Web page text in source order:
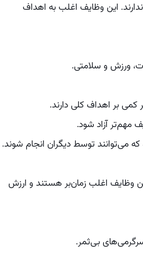
این وظایف اغلب به اهداف
ورزش و سلامتی.
کمی بر اهداف کلی دارند.
مهم‌تر آزاد شود.
می‌توانند توسط دیگران انجام شوند.
وظایف اغلب زمان‌بر هستند و ارزش
بی‌ثمر.